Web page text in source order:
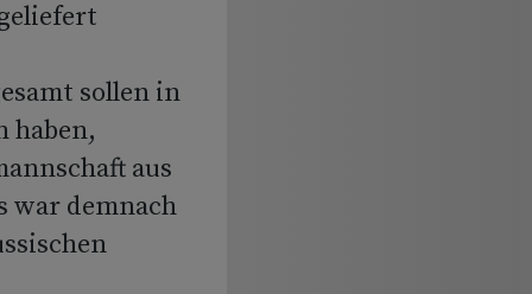
sollen in
haben,
aus
war demnach